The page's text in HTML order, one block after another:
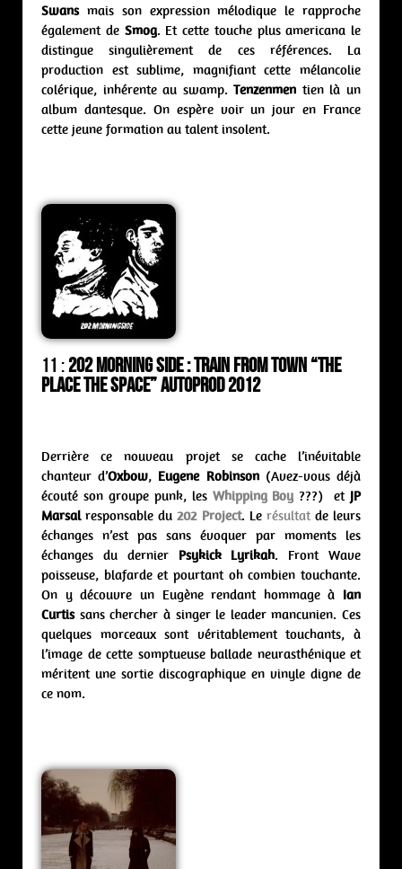
Swansmais son expression mélodique le rapproche
également deSmog. Et cette touche plus americana le
distingue singulièrement de ces références. La
production est sublime, magnifiant cette mélancolie
colérique, inhérente au swamp.Tenzenmen tien là un
album dantesque. On espère voir un jour en France
cette jeune formation au talent insolent.
11 :202 Morning Side : train from town “The
Place The Space” Autoprod 2012
Derrière ce nouveau projet se cache l’inévitable
chanteur d’Oxbow, Eugene Robinson(Avez-vous déjà
écouté son groupe punk, les Whipping Boy ???) et JP
Marsalresponsable du202 Project. Lerésultatde leurs
échanges n’est pas sans évoquer par moments les
échanges du dernier Psykick Lyrikah. Front Wave
poisseuse, blafarde et pourtant oh combien touchante.
On y découvre un Eugène rendant hommage à Ian
Curtissans chercher à singer le leader mancunien. Ces
quelques morceaux sont véritablement touchants, à
l’image de cette somptueuse ballade neurasthénique et
méritent une sortie discographique en vinyle digne de
ce nom.